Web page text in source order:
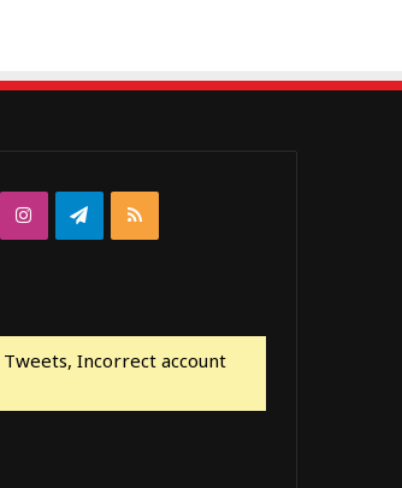
InstagramTelegram
RSS
Incorrect account